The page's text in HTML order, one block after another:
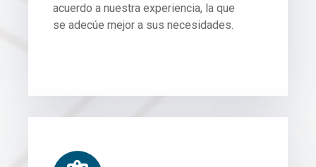
acuerdo a nuestra experiencia, la que
se adecúe mejor a sus necesidades.